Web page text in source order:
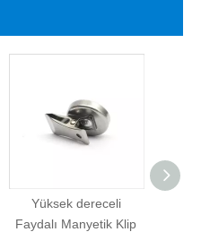
Yüksek dereceli
Faydalı Manyetik Klip